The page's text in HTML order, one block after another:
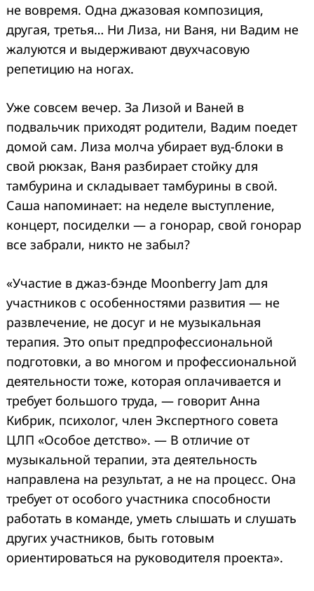
не вовремя. Одна джазовая композиция,
другая, третья… Ни Лиза, ни Ваня, ни Вадим не
жалуются и выдерживают двухчасовую
репетицию на ногах.
Уже совсем вечер. За Лизой и Ваней в
подвальчик приходят родители, Вадим поедет
домой сам. Лиза молча убирает вуд-блоки в
свой рюкзак, Ваня разбирает стойку для
тамбурина и складывает тамбурины в свой.
Саша напоминает: на неделе выступление,
концерт, посиделки — а гонорар, свой гонорар
все забрали, никто не забыл?
«Участие в джаз-бэнде Moonberry Jam для
участников с особенностями развития — не
развлечение, не досуг и не музыкальная
терапия. Это опыт предпрофессиональной
подготовки, а во многом и профессиональной
деятельности тоже, которая оплачивается и
требует большого труда, — говорит Анна
Кибрик, психолог, член Экспертного совета
ЦЛП «Особое детство». — В отличие от
музыкальной терапии, эта деятельность
направлена на результат, а не на процесс. Она
требует от особого участника способности
работать в команде, уметь слышать и слушать
других участников, быть готовым
ориентироваться на руководителя проекта».